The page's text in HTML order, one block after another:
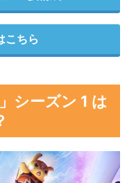
こちら
シーズン 1 は